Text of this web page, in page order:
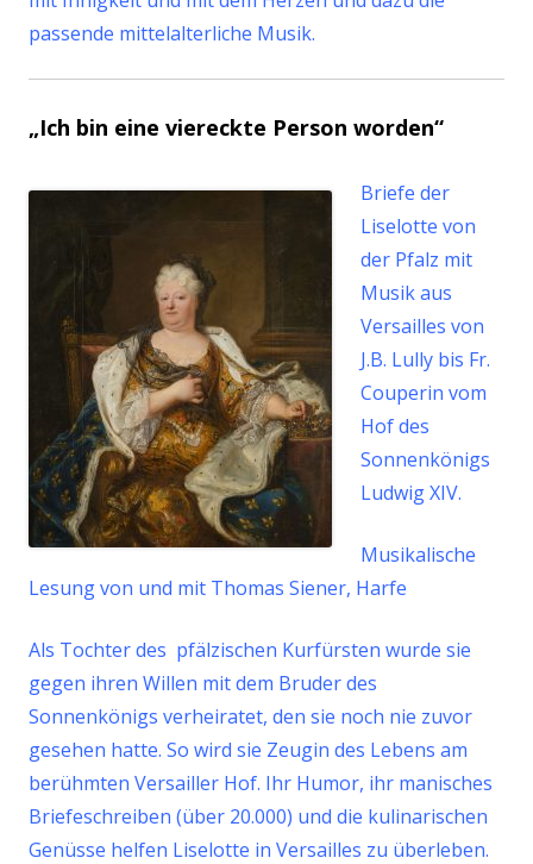
passende mittelalterliche Musik.
„Ich bin eine viereckte Person worden“
Briefe der
Liselotte von
der Pfalz mit
Musik aus
Versailles von
J.B. Lully bis Fr.
Couperin vom
Hof des
Sonnenkönigs
Ludwig XIV.
Musikalische
Lesung von und mit Thomas Siener, Harfe
Als Tochter des pfälzischen Kurfürsten wurde sie
gegen ihren Willen mit dem Bruder des
Sonnenkönigs verheiratet, den sie noch nie zuvor
gesehen hatte. So wird sie Zeugin des Lebens am
berühmten Versailler Hof. Ihr Humor, ihr manisches
Briefeschreiben (über 20.000) und die kulinarischen
Genüsse helfen Liselotte in Versailles zu überleben.